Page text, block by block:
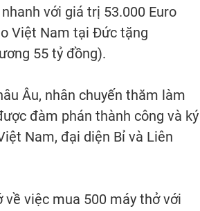
với giá trị 53.000 Euro
Việt Nam tại Đức tặng
55 tỷ đồng).
Âu, nhân chuyến thăm làm
đàm phán thành công và ký
Nam, đại diện Bỉ và Liên
về việc mua 500 máy thở với